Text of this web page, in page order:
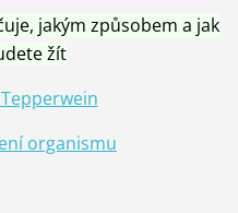
jakým způsobem a jak
žít
organismu